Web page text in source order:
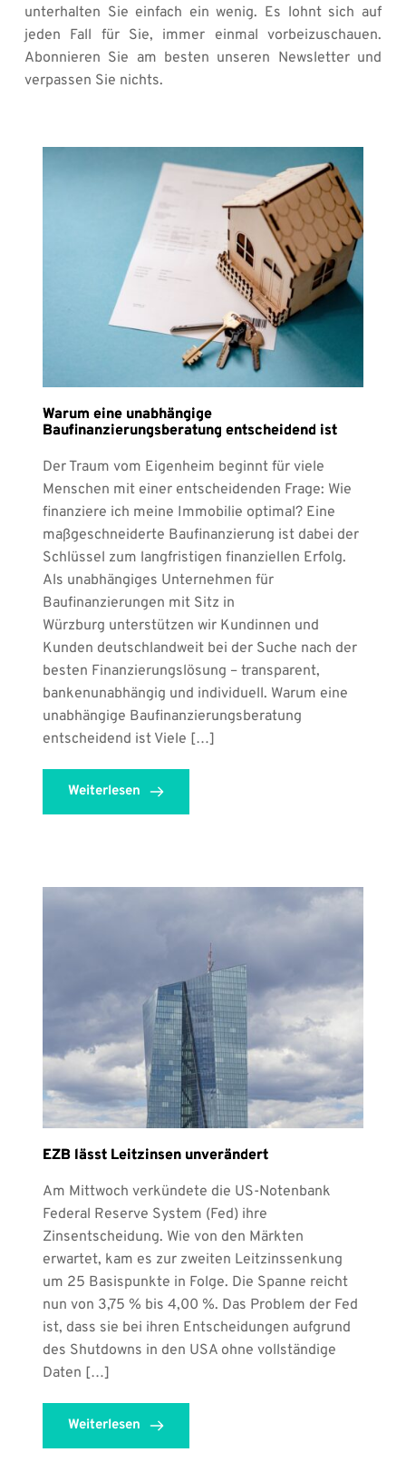
unterhalten Sie einfach ein wenig. Es lohnt sich auf
jeden Fall für Sie, immer einmal vorbeizuschauen.
Abonnieren Sie am besten unseren Newsletter und
verpassen Sie nichts.
Warum eine unabhängige
Baufinanzierungsberatung entscheidend ist
Der Traum vom Eigenheim beginnt für viele
Menschen mit einer entscheidenden Frage: Wie
finanziere ich meine Immobilie optimal? Eine
maßgeschneiderte Baufinanzierung ist dabei der
Schlüssel zum langfristigen finanziellen Erfolg.
Als unabhängiges Unternehmen für
Baufinanzierungen mit Sitz in
Würzburg unterstützen wir Kundinnen und
Kunden deutschlandweit bei der Suche nach der
besten Finanzierungslösung – transparent,
bankenunabhängig und individuell. Warum eine
unabhängige Baufinanzierungsberatung
entscheidend ist Viele […]
Weiterlesen
EZB lässt Leitzinsen unverändert
Am Mittwoch verkündete die US-Notenbank
Federal Reserve System (Fed) ihre
Zinsentscheidung. Wie von den Märkten
erwartet, kam es zur zweiten Leitzinssenkung
um 25 Basispunkte in Folge. Die Spanne reicht
nun von 3,75 % bis 4,00 %. Das Problem der Fed
ist, dass sie bei ihren Entscheidungen aufgrund
des Shutdowns in den USA ohne vollständige
Daten […]
Weiterlesen